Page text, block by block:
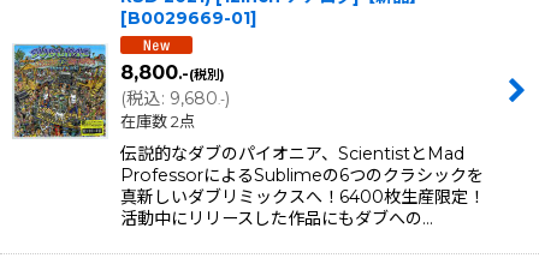
[B0029669-01]
8,800.-(税別)
(税込: 9,680.-)
在庫数 2点
伝説的なダブのパイオニア、ScientistとMad
ProfessorによるSublimeの6つのクラシックを
真新しいダブリミックスへ！6400枚生産限定！
活動中にリリースした作品にもダブへの…